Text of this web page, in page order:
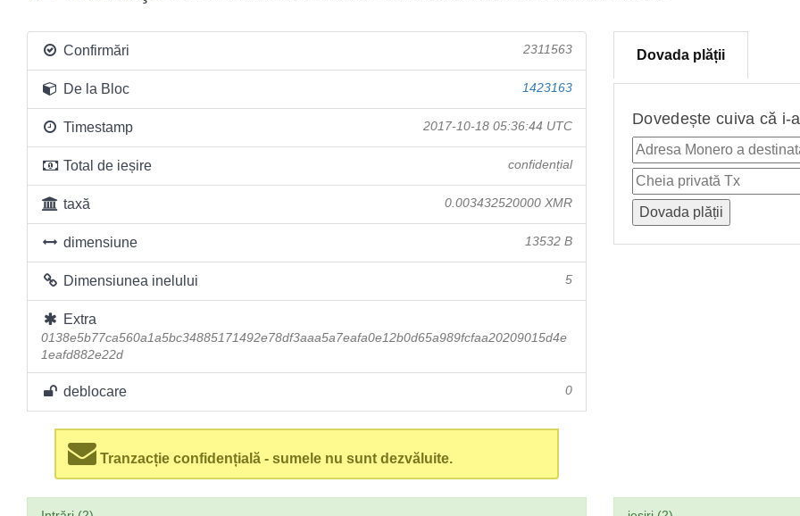
Confirmări 2311563
De la Bloc 1423163
Timestamp 2017-10-18 05:36:44 UTC
Total de ieșire confidențial
taxă 0.003432520000 XMR
dimensiune 13532 B
Dimensiunea inelului 5
Extra
0138e5b77ca560a1a5bc34885171492e78df3aaa5a7eafa0e12b0d65a989fcfaa20209015d4e
1eafd882e22d
deblocare 0
Tranzacție confidențială - sumele nu sunt dezvăluite.
Dovada plății
Dovedește cuiva că i-